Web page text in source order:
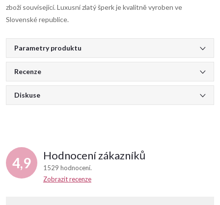
zboží související. Luxusní zlatý šperk je kvalitně vyroben ve
Slovenské republice.
Parametry produktu
Recenze
Diskuse
4,9 Hodnocení zákazníků
1529 hodnocení
Zobrazit recenze